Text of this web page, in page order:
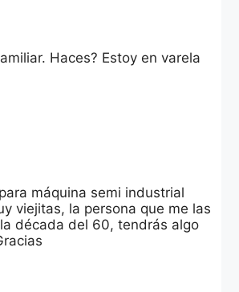
Haces? Estoy en varela
máquina semi industrial
viejitas, la persona que me las
década del 60, tendrás algo